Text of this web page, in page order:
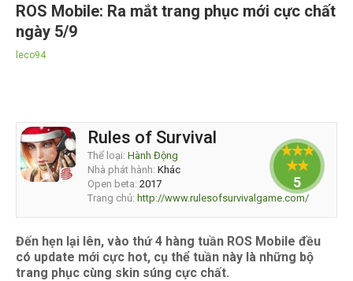
ROS Mobile: Ra mắt trang phục mới cực chất
ngày 5/9
leco94
Rules of Survival
Thể loại: Hành Động
Nhà phát hành: Khác
Open beta: 2017
Trang chủ: http://www.rulesofsurvivalgame.com/
5
Đến hẹn lại lên, vào thứ 4 hàng tuần ROS Mobile đều
có update mới cực hot, cụ thể tuần này là những bộ
trang phục cùng skin súng cực chất.